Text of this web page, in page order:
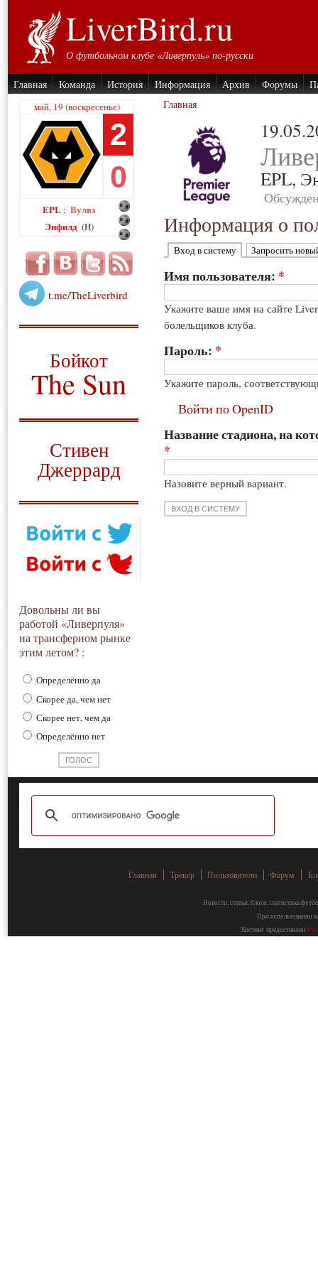
LiverBird.ru
О футбольном клубе «Ливерпуль» по-русски
Главная Команда История Информация Архив Форумы
май, 19 (воскресенье)
2
0
EPL : Вулвз
Энфилд (H)
t.me/TheLiverbird
Бойкот
The Sun
Стивен
Джеррард
Довольны ли вы
работой «Ливерпуля»
на трансферном рынке
этим летом? :
Определённо да
Скорее да, чем нет
Скорее нет, чем да
Определённо нет
Главная
EPL,
Информация о
Вход в систему Запросить
Имя пользователя: *
Укажите ваше имя на сайте
болельщиков клуба.
Пароль: *
Укажите пароль,
Войти по OpenID
Название стадиона, на
*
Назовите верный вариант.
Главная Трекер Пользователи Форум
Новости, статьи, блоги, статистика
При использовании
Хостинг предоставлен